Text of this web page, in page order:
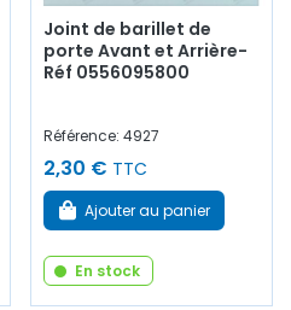
Joint de barillet de
porte Avant et Arrière-
Réf 0556095800
Référence: 4927
2,30 € TTC
Ajouter au panier
En stock